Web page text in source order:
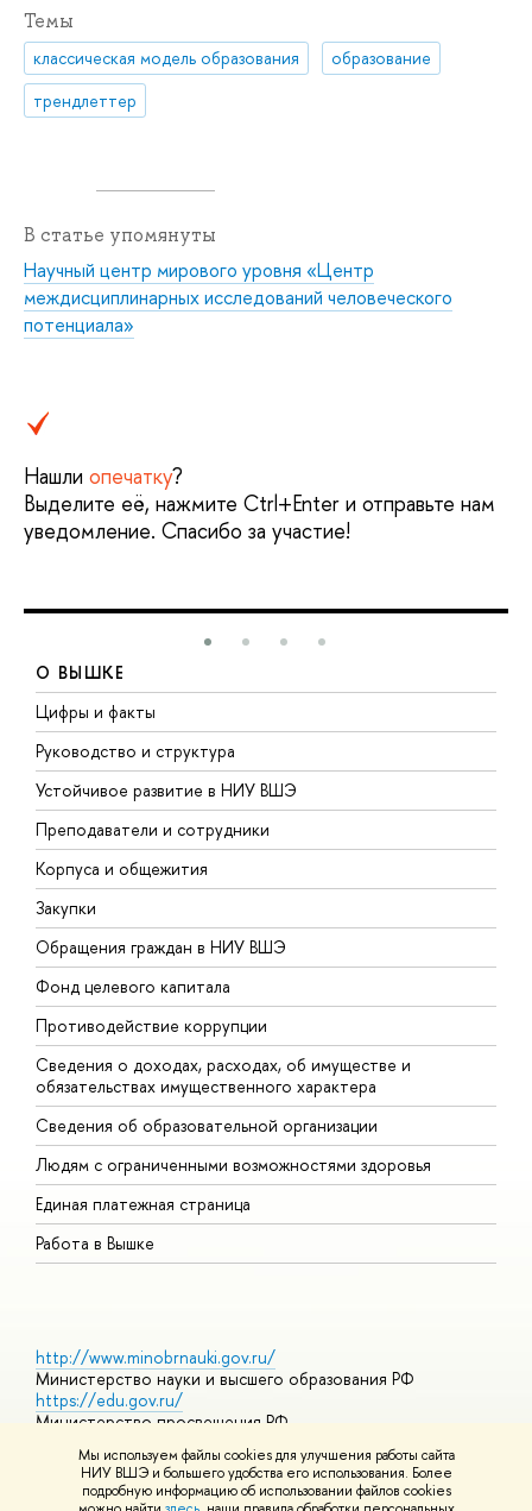
Мы используем файлы cookies для улучшения работы сайта
НИУ ВШЭ и большего удобства его использования. Более
подробную информацию об использовании файлов cookies
Темы
классическая модель образования
образование
трендлеттер
В статье упомянуты
Научный центр мирового уровня «Центр
междисциплинарных исследований человеческого
потенциала»
Нашли опечатку?
Выделите её, нажмите Ctrl+Enter и отправьте нам
уведомление. Спасибо за участие!
О ВЫШКЕ
Цифры и факты
Руководство и структура
Устойчивое развитие в НИУ ВШЭ
Преподаватели и сотрудники
Корпуса и общежития
Закупки
Обращения граждан в НИУ ВШЭ
Фонд целевого капитала
Противодействие коррупции
Сведения о доходах, расходах, об имуществе и
обязательствах имущественного характера
Сведения об образовательной организации
Людям с ограниченными возможностями здоровья
Единая платежная страница
Работа в Вышке
http://www.minobrnauki.gov.ru/
Министерство науки и высшего образования РФ
https://edu.gov.ru/
Министерство просвещения РФ
https://elearning.hse.ru/mooc
Массовые открытые онлайн-курсы